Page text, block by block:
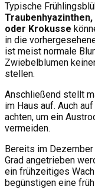
Typische
Traubenhyazinthen,
oder Krokusse
in die
ist meist normale
Zwiebelblumen
stellen.
Anschließend stellt
im Haus auf. Auch
achten, um ein
vermeiden.
Bereits im
Grad angetrieben
ein frühzeitiges
begünstigen eine